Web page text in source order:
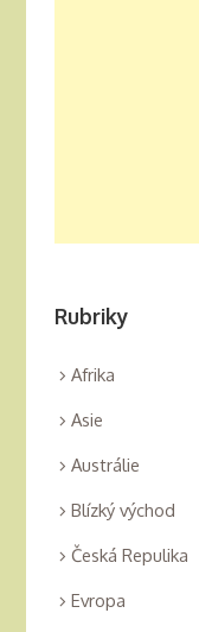
Rubriky
Afrika
Asie
Austrálie
Blízký východ
Česká Repulika
Evropa